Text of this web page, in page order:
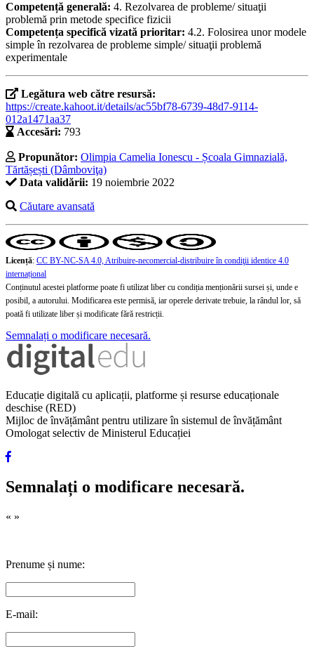
Competență generală: 4. Rezolvarea de probleme/ situaţii
problemă prin metode specifice fizicii
Competența specifică vizată prioritar: 4.2. Folosirea unor modele
simple în rezolvarea de probleme simple/ situaţii problemă
experimentale
Legătura web către resursă:
https://create.kahoot.it/details/ac55bf78-6739-48d7-9114-
012a1471aa37
Accesări: 793
Propunător: Olimpia Camelia Ionescu - Școala Gimnazială,
Tărtășești (Dâmboviţa)
Data validării: 19 noiembrie 2022
Căutare avansată
Licență: CC BY-NC-SA 4.0, Atribuire-necomercial-distribuire în condiţii identice 4.0
internațional
Conținutul acestei platforme poate fi utilizat liber cu condiția menționării sursei și, unde e
posibil, a autorului. Modificarea este permisă, iar operele derivate trebuie, la rândul lor, să
poată fi utilizate liber și modificate fără restricții.
Semnalați o modificare necesară.
Educație digitală cu aplicații, platforme și resurse educaționale
deschise (RED)
Mijloc de învățământ pentru utilizare în sistemul de învățământ
Omologat selectiv de Ministerul Educației
Semnalați o modificare necesară.
« »
Prenume și nume:
E-mail: